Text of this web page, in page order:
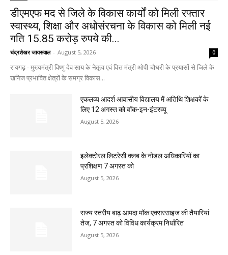
डीएमएफ मद से जिले के विकास कार्यों को मिली रफ्तार
स्वास्थ्य, शिक्षा और अधोसंरचना के विकास को मिली नई
गति 15.85 करोड़ रुपये की...
चंद्रशेखर जायसवाल - August 5, 2026 0
रायगढ़ - मुख्यमंत्री विष्णु देव साय के नेतृत्व एवं वित्त मंत्री ओपी चौधरी के प्रयासों से जिले के
खनिज प्रभावित क्षेत्रों के समग्र विकास...
एकलव्य आदर्श आवासीय विद्यालय में अतिथि शिक्षकों के
लिए 12 अगस्त को वॉक-इन-इंटरव्यू
August 5, 2026
इलेक्टोरल लिटरेसी क्लब के नोडल अधिकारियों का
प्रशिक्षण 7 अगस्त को
August 5, 2026
राज्य स्तरीय बाढ़ आपदा मॉक एक्सरसाइज की तैयारियां
तेज, 7 अगस्त को विविध कार्यक्रम निर्धारित
August 5, 2026